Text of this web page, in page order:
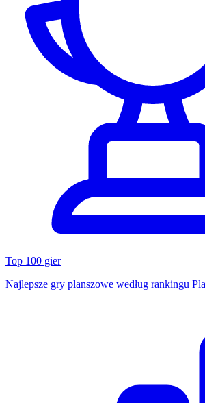
Top 100 gier
Najlepsze gry planszowe według rankingu